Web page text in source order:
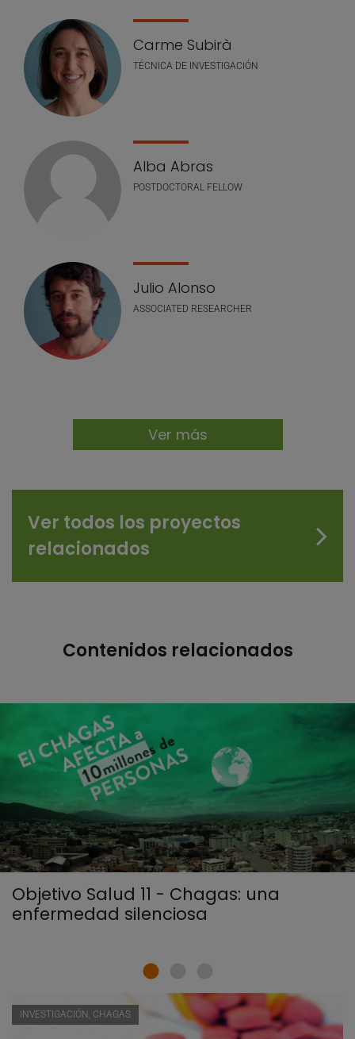
Carme Subirà
TÉCNICA DE INVESTIGACIÓN
Alba Abras
POSTDOCTORAL FELLOW
Julio Alonso
ASSOCIATED RESEARCHER
Ver más
Ver todos los proyectos
relacionados
Contenidos relacionados
Objetivo Salud 11 - Chagas: una
enfermedad silenciosa
INVESTIGACIÓN, CHAGAS